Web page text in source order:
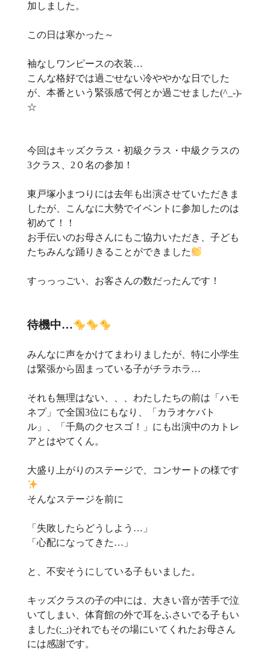
加しました。
この日は寒かった～
袖なしワンピースの衣装…
こんな格好では過ごせない冷ややかな日でした
が、本番という緊張感で何とか過ごせました(^_-)-
☆
今回はキッズクラス・初級クラス・中級クラスの
3クラス、2０名の参加！
東戸塚小まつりには去年も出演させていただきま
したが、こんなに大勢でイベントに参加したのは
初めて！！
お手伝いのお母さんにもご協力いただき、子ども
たちみんな踊りきることができました
すっっっごい、お客さんの数だったんです！
待機中…
みんなに声をかけてまわりましたが、特に小学生
は緊張から固まっている子がチラホラ…
それも無理はない、、、わたしたちの前は「ハモ
ネプ」で全国3位にもなり、「カラオケバト
ル」、「千鳥のクセスゴ！」にも出演中のカトレ
アとはやてくん。
大盛り上がりのステージで、コンサートの様です
そんなステージを前に
「失敗したらどうしよう…」
「心配になってきた…」
と、不安そうにしている子もいました。
キッズクラスの子の中には、大きい音が苦手で泣
いてしまい、体育館の外で耳をふさいでる子もい
ました(;_;)それでもその場にいてくれたお母さん
には感謝です。